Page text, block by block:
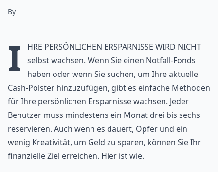
By
I
hre persönlichen Ersparnisse wird nicht
selbst wachsen. Wenn Sie einen Notfall-Fonds
haben oder wenn Sie suchen, um Ihre aktuelle
Cash-Polster hinzuzufügen, gibt es einfache Methoden
für Ihre persönlichen Ersparnisse wachsen. Jeder
Benutzer muss mindestens ein Monat drei bis sechs
reservieren. Auch wenn es dauert, Opfer und ein
wenig Kreativität, um Geld zu sparen, können Sie Ihr
finanzielle Ziel erreichen. Hier ist wie.